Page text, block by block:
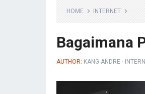
HOME INTERNET
Bagaimana
AUTHOR: KANG ANDRE -